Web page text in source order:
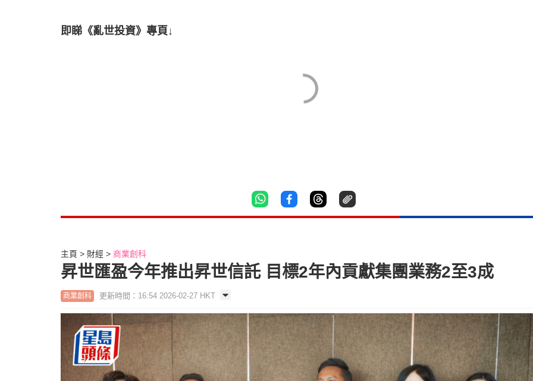
即睇《亂世投資》專頁↓
主頁 財經 商業創科
昇世匯盈今年推出昇世信託 目標2年內貢獻集團業務2至3成
商業創科 更新時間：16:54 2026-02-27 HKT